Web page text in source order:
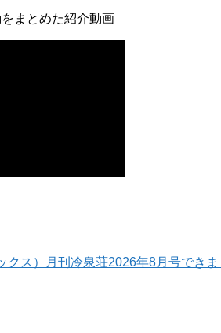
まとめた紹介動画
クス）月刊冷泉荘2026年8月号でき